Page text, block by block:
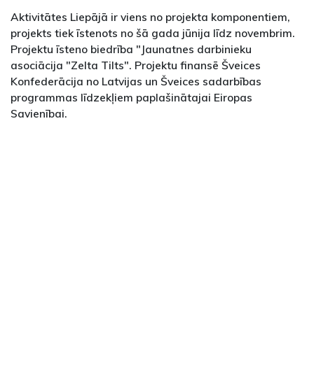
Aktivitātes Liepājā ir viens no projekta komponentiem,
projekts tiek īstenots no šā gada jūnija līdz novembrim.
Projektu īsteno biedrība "Jaunatnes darbinieku
asociācija "Zelta Tilts". Projektu finansē Šveices
Konfederācija no Latvijas un Šveices sadarbības
programmas līdzekļiem paplašinātajai Eiropas
Savienībai.